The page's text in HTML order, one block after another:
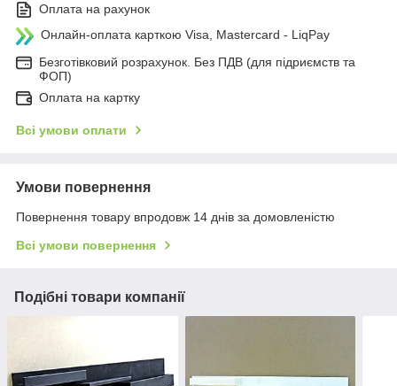
Оплата на рахунок
Онлайн-оплата карткою Visa, Mastercard - LiqPay
Безготівковий розрахунок. Без ПДВ (для підриємств та
ФОП)
Оплата на картку
Всі умови оплати
Умови повернення
Повернення товару впродовж 14 днів за домовленістю
Всі умови повернення
Подібні товари компанії